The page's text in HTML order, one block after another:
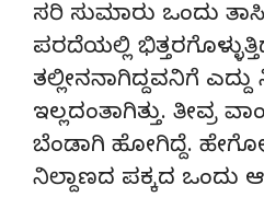
ಸರಿ ಸುಮಾರು ಒಂದು
ಪರದೆಯಲ್ಲಿ
ತಲ್ಲೀನನಾಗಿದ್ದವನಿಗೆ ಎದ್ದು
ಇಲ್ಲದಂತಾಗಿತ್ತು. ತೀವ್ರ
ಬೆಂಡಾಗಿ ಹೋಗಿದ್ದೆ.
ನಿಲ್ದಾಣದ ಪಕ್ಕದ ಒಂದು